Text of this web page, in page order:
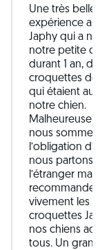
Une très belle
expérience
Japhy qui a
notre petite
durant 1 an, des
croquettes de
qui étaient au
notre chien.
nous sommes
l’obligation
nous partons
l’étranger mais
recommande
vivement les
croquettes
nos chiens
tous. Un grand